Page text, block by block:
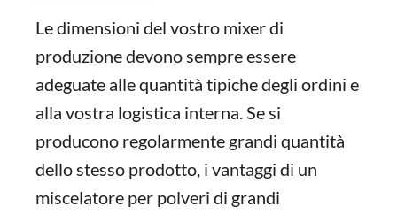
Le dimensioni del vostro mixer di
produzione devono sempre essere
adeguate alle quantità tipiche degli ordini e
alla vostra logistica interna. Se si
producono regolarmente grandi quantità
dello stesso prodotto, i vantaggi di un
miscelatore per polveri di grandi